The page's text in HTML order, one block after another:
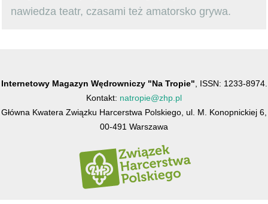
nawiedza teatr, czasami też amatorsko grywa.
Internetowy Magazyn Wędrowniczy "Na Tropie" , ISSN: 1233-8974.
Kontakt: natropie@zhp.pl
Główna Kwatera Związku Harcerstwa Polskiego, ul. M. Konopnickiej 6,
00-491 Warszawa